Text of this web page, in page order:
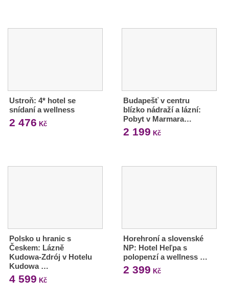
Ustroň: 4* hotel se
snídaní a wellness
2 476 Kč
Budapešť v centru
blízko nádraží a lázní:
Pobyt v Marmara…
2 199 Kč
Polsko u hranic s
Českem: Lázně
Kudowa-Zdrój v Hotelu
Kudowa …
4 599 Kč
Horehroní a slovenské
NP: Hotel Heľpa s
polopenzí a wellness …
2 399 Kč